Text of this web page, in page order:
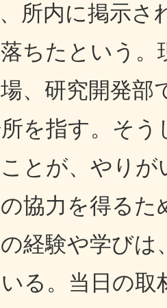
所内に掲示
ちたという
、研究開発部
を指す。そ
とが、やり
協力を得る
経験や学び
る。当日の